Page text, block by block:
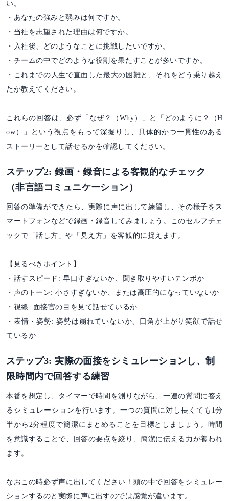
い。
・あなたの強みと弱みは何ですか。
・当社を志望された理由は何ですか。
・入社後、どのようなことに挑戦したいですか。
・チームの中でどのような役割を果たすことが多いですか。
・これまでの人生で直面した最大の困難と、それをどう乗り越え
たか教えてください。
これらの回答は、必ず「なぜ？（Why）」と「どのように？（H
ow）」という視点をもって深掘りし、具体的かつ一貫性のある
ストーリーとして話せるかを確認してください。
ステップ2: 録画・録音による客観的なチェック
（非言語コミュニケーション）
回答の準備ができたら、実際に声に出して練習し、その様子をス
マートフォンなどで録画・録音してみましょう。このセルフチェ
ックで「話し方」や「見え方」を客観的に捉えます。
【見るべきポイント】
・話すスピード: 早口すぎないか、聞き取りやすいテンポか
・声のトーン: 小さすぎないか、または高圧的になっていないか
・視線: 面接官の目を見て話せているか
・表情・姿勢: 姿勢は崩れていないか、口角が上がり笑顔で話せ
ているか
ステップ3: 実際の面接をシミュレーションし、制
限時間内で回答する練習
本番を想定し、タイマーで時間を測りながら、一連の質問に答え
るシミュレーションを行います。一つの質問に対し長くても1分
半から2分程度で簡潔にまとめることを目標としましょう。時間
を意識することで、回答の要点を絞り、簡潔に伝える力が養われ
ます。
なおこの時必ず声に出してください！頭の中で回答をシミュレー
ションするのと実際に声に出すのでは感覚が違います。